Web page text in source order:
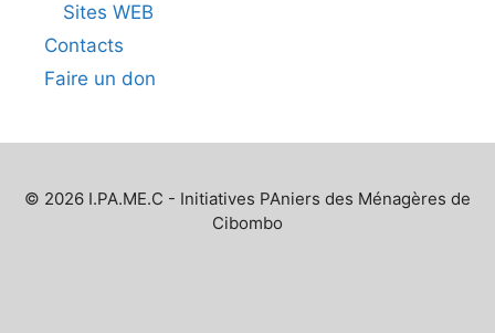
Sites WEB
Contacts
Faire un don
© 2026 I.PA.ME.C - Initiatives PAniers des Ménagères de
Cibombo